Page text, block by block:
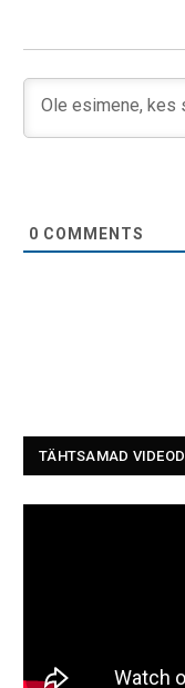
0 COMMENTS
TÄHTSAMAD VIDEOD